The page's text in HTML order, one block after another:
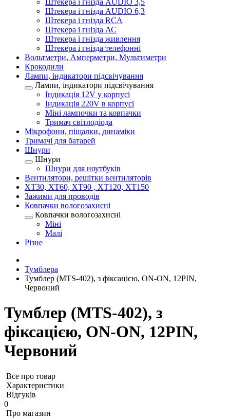
Штекера і гнізда AUDIO 3,5
Штекера і гнізда AUDIO 6,3
Штекера і гнізда RCA
Штекера і гнізда АС
Штекера і гнізда живлення
Штекера і гнізда телефонні
Вольтметри, Амперметри, Мультиметри
Крокодили
Лампи, індикатори підсвічування
Лампи, індикатори підсвічування
Індикація 12V у корпусі
Індикація 220V в корпусі
Міні лампочки та ковпачки
Тримач світлодіода
Мікрофони, піщалки, динаміки
Тримачі для батарей
Шнури
Шнури
Шнури для ноутбуків
Вентилятори, решітки вентиляторів
XT30, XT60, XT90 , XT120, XT150
Зажими для проводів
Ковпачки вологозахисні
Ковпачки вологозахисні
Міні
Малі
Різне
Тумблера
Тумблер (MTS-402), з фіксацією, ON-ON, 12PIN,
Червоний
Тумблер (MTS-402), з
фіксацією, ON-ON, 12PIN,
Червоний
Все про товар
Характеристики
Відгуків
0
Про магазин